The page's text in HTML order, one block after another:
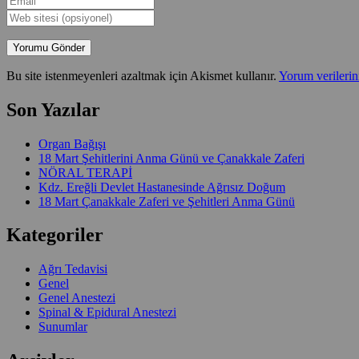
Bu site istenmeyenleri azaltmak için Akismet kullanır. Yorum
Son Yazılar
Organ Bağışı
18 Mart Şehitlerini Anma Günü ve Çanakkale Zaferi
NÖRAL TERAPİ
Kdz. Ereğli Devlet Hastanesinde Ağrısız Doğum
18 Mart Çanakkale Zaferi ve Şehitleri Anma Günü
Kategoriler
Ağrı Tedavisi
Genel
Genel Anestezi
Spinal & Epidural Anestezi
Sunumlar